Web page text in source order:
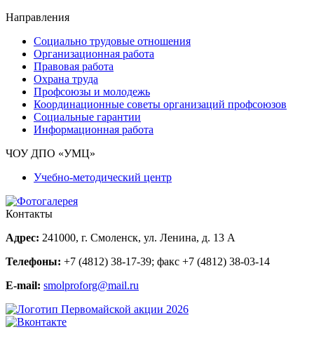
Направления
Социально трудовые отношения
Организационная работа
Правовая работа
Охрана труда
Профсоюзы и молодежь
Координационные советы организаций профсоюзов
Социальные гарантии
Информационная работа
ЧОУ ДПО «УМЦ»
Учебно-методический центр
Контакты
Адрес: 241000, г. Смоленск, ул. Ленина, д. 13 А
Телефоны: +7 (4812) 38-17-39; факс +7 (4812) 38-03-14
E-mail: smolproforg@mail.ru